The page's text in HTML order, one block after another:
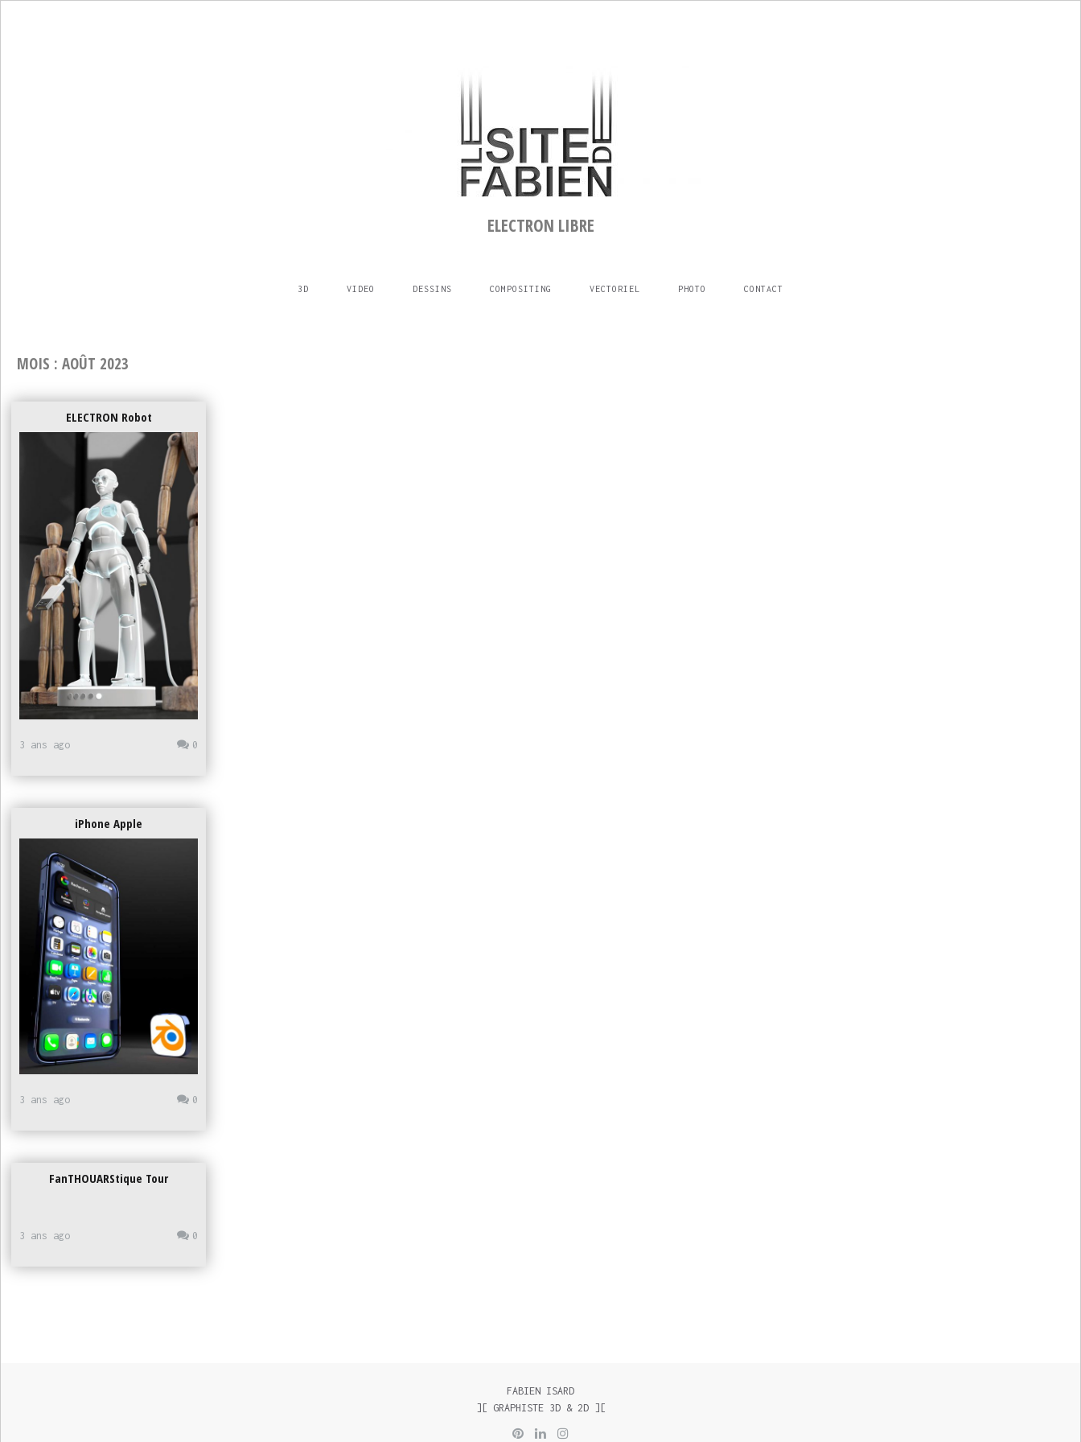
ELECTRON LIBRE
3D VIDEO DESSINS COMPOSITING VECTORIEL PHOTO CONTACT
MOIS : AOÛT 2023
ELECTRON Robot
0
3 ans ago
iPhone Apple
0
3 ans ago
FanTHOUARStique Tour
0
3 ans ago
FABIEN ISARD
][ GRAPHISTE 3D & 2D ][